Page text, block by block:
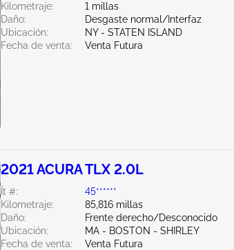
Kilometraje:
1 millas
Daño:
Desgaste normal/Interfaz
Ubicación:
NY - STATEN ISLAND
Fecha de venta:
Venta Futura
2021 ACURA TLX 2.0L
Ít #:
45******
Kilometraje:
85,816 millas
Daño:
Frente derecho/Desconocido
Ubicación:
MA - BOSTON - SHIRLEY
Fecha de venta:
Venta Futura